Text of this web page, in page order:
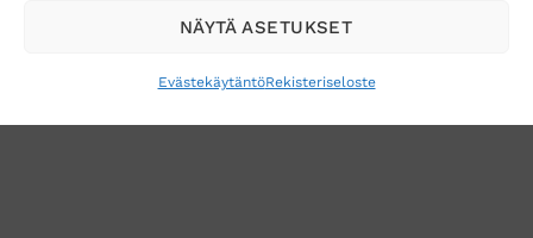
NÄYTÄ ASETUKSET
EvästekäytäntöRekisteriseloste